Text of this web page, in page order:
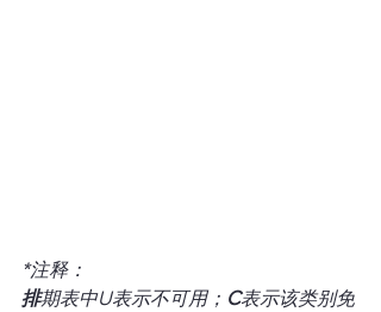
*注释：
排期表中U表示不可用； C表示该类别免